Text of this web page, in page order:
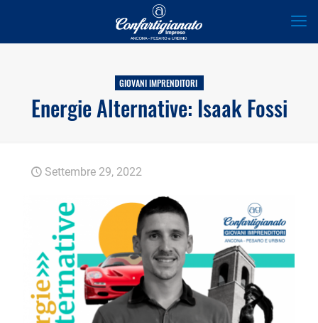
GIOVANI IMPRENDITORI
Energie Alternative: Isaak Fossi
Settembre 29, 2022